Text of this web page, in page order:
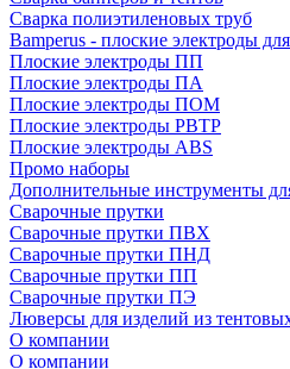
Сварка полиэтиленовых труб
Bamperus - плоские электроды
Плоские электроды ПП
Плоские электроды ПА
Плоские электроды ПОМ
Плоские электроды РВТР
Плоские электроды ABS
Промо наборы
Дополнительные инструменты
Сварочные прутки
Сварочные прутки ПВХ
Сварочные прутки ПНД
Сварочные прутки ПП
Сварочные прутки ПЭ
Люверсы для изделий из
О компании
О компании